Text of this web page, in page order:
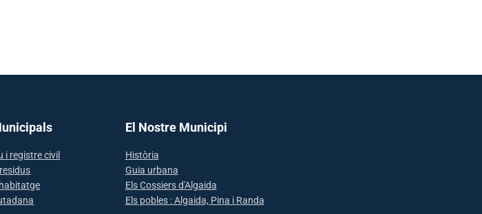
i registre civil
El Nostre Municipi
Història
Guia urbana
Els Cossiers d'Algaida
Els pobles : Algaida, Pina i Randa